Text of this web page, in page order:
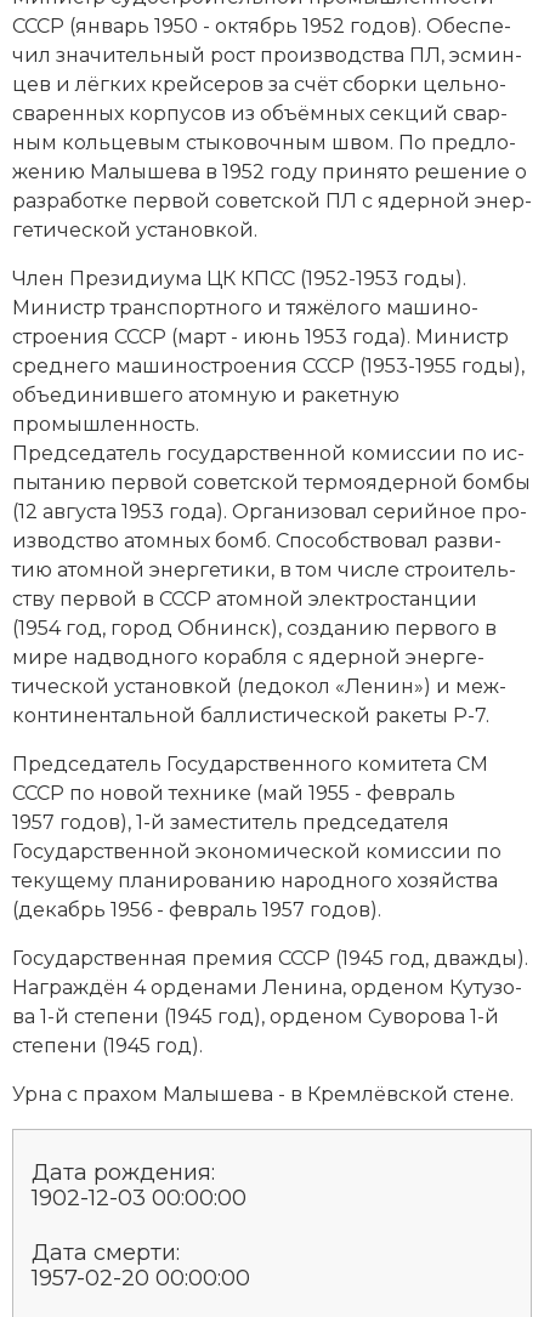
СССР (январь 1950 - октябрь 1952 годов). Обес­пе­
чил зна­чительный рост про­изводства ПЛ, эс­мин­
цев и лёг­ких крей­се­ров за счёт сбор­ки цель­но­
сва­рен­ных кор­пу­сов из объ­ём­ных сек­ций свар­
ным коль­це­вым сты­ко­воч­ным швом. По пред­ло­
же­нию Малышева в 1952 году при­ня­то ре­ше­ние о
раз­ра­бот­ке пер­вой советской ПЛ с ядер­ной энер­
ге­ти­че­ской ус­та­нов­кой.
Член Пре­зи­диу­ма ЦК КПСС (1952-1953 годы).
Министр транс­порт­но­го и тя­жёло­го ма­ши­но­
строе­ния СССР (март - июнь 1953 года). Министр
сред­не­го ма­ши­но­строе­ния СССР (1953-1955 годы),
объ­е­ди­нив­ше­го атом­ную и ра­кет­ную
промышленность.
Председатель государственной ко­мис­сии по ис­
пы­та­нию пер­вой советской тер­мо­ядер­ной бом­бы
(12 августа 1953 года). Ор­га­ни­зо­вал се­рий­ное про­
изводство атом­ных бомб. Спо­соб­ст­во­вал раз­ви­
тию атом­ной энер­ге­ти­ки, в том числе строи­тель­
ст­ву пер­вой в СССР атом­ной элек­тро­стан­ции
(1954 год, город Об­нинск), соз­да­нию пер­во­го в
ми­ре над­вод­но­го ко­раб­ля с ядер­ной энер­ге­
тической ус­та­нов­кой (ле­до­кол «Ле­нин») и меж­
кон­ти­нен­таль­ной бал­ли­сти­чес­кой ра­ке­ты Р-7.
Председатель Государственного комитета СМ
СССР по но­вой тех­ни­ке (май 1955 - февраль
1957 годов), 1-й заместитель председателя
Государственной эко­но­мической ко­мис­сии по
те­ку­ще­му пла­ни­ро­ва­нию народного хо­зяй­ст­ва
(декабрь 1956 - февраль 1957 годов).
Государственная премия СССР (1945 год, дваж­ды).
На­гра­ж­дён 4 ор­де­на­ми Ле­ни­на, ор­де­ном Ку­ту­зо­
ва 1-й сте­пе­ни (1945 год), ор­де­ном Су­во­ро­ва 1-й
сте­пе­ни (1945 год).
Ур­на с пра­хом Малышева - в Крем­лёв­ской стене.
Дата рождения:
1902-12-03 00:00:00
Дата смерти:
1957-02-20 00:00:00